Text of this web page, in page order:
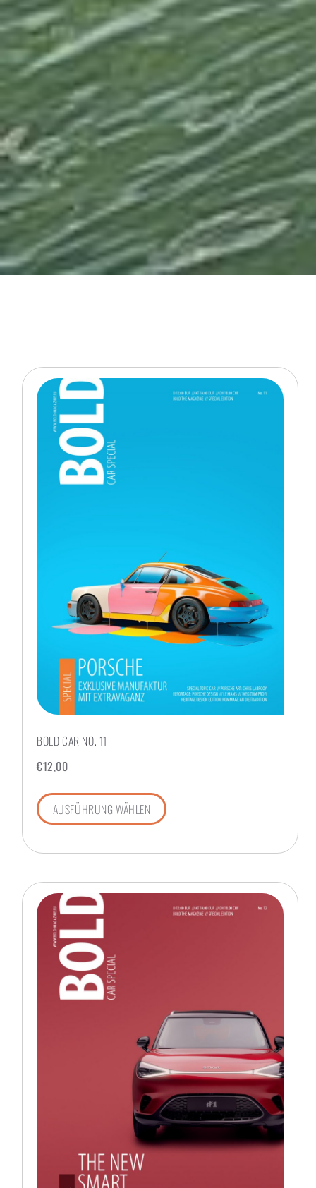
BOLD CAR NO. 11
€12,00
AUSFÜHRUNG WÄHLEN